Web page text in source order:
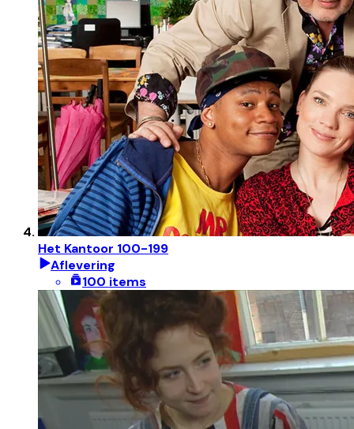
Het Kantoor 100-199
Aflevering
100 items